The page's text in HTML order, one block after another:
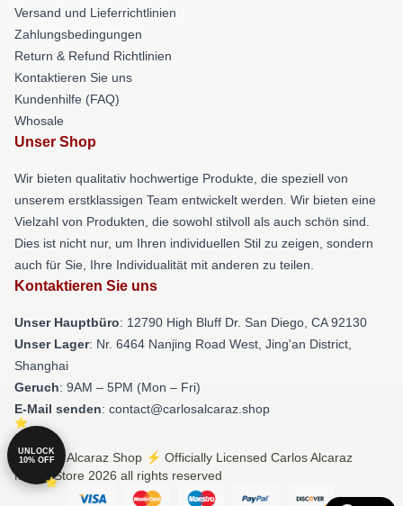
Versand und Lieferrichtlinien
Zahlungsbedingungen
Return & Refund Richtlinien
Kontaktieren Sie uns
Kundenhilfe (FAQ)
Whosale
Unser Shop
Wir bieten qualitativ hochwertige Produkte, die speziell von
unserem erstklassigen Team entwickelt werden. Wir bieten eine
Vielzahl von Produkten, die sowohl stilvoll als auch schön sind.
Dies ist nicht nur, um Ihren individuellen Stil zu zeigen, sondern
auch für Sie, Ihre Individualität mit anderen zu teilen.
Kontaktieren Sie uns
Unser Hauptbüro: 12790 High Bluff Dr. San Diego, CA 92130
Unser Lager: Nr. 6464 Nanjing Road West, Jing'an District,
Shanghai
Geruch: 9AM – 5PM (Mon – Fri)
E-Mail senden: contact@carlosalcaraz.shop
© Carlos Alcaraz Shop ⚡️ Officially Licensed Carlos Alcaraz
Merch Store 2026 all rights reserved
UNLOCK
10% OFF